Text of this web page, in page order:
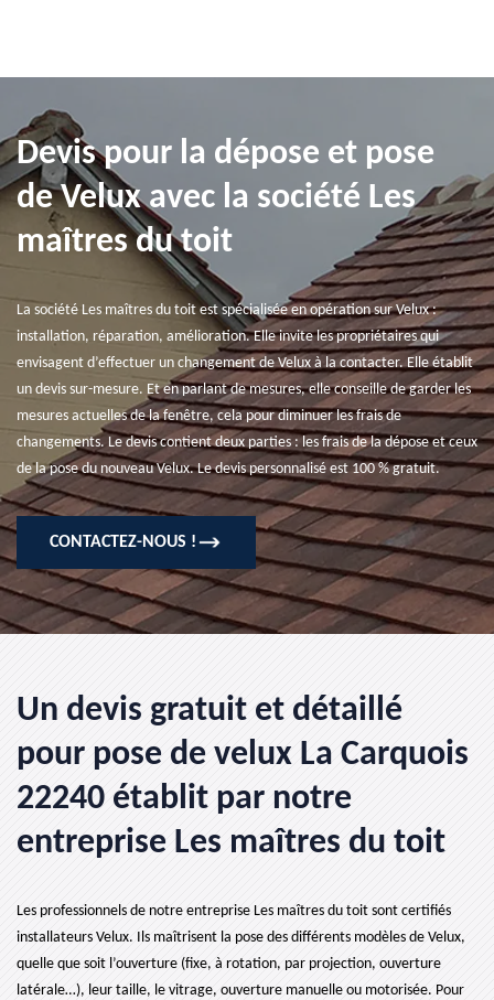
Devis pour la dépose et pose
de Velux avec la société Les
maîtres du toit
La société Les maîtres du toit est spécialisée en opération sur Velux :
installation, réparation, amélioration. Elle invite les propriétaires qui
envisagent d’effectuer un changement de Velux à la contacter. Elle établit
un devis sur-mesure. Et en parlant de mesures, elle conseille de garder les
mesures actuelles de la fenêtre, cela pour diminuer les frais de
changements. Le devis contient deux parties : les frais de la dépose et ceux
de la pose du nouveau Velux. Le devis personnalisé est 100 % gratuit.
CONTACTEZ-NOUS !
Un devis gratuit et détaillé
pour pose de velux La Carquois
22240 établit par notre
entreprise Les maîtres du toit
Les professionnels de notre entreprise Les maîtres du toit sont certifiés
installateurs Velux. Ils maîtrisent la pose des différents modèles de Velux,
quelle que soit l’ouverture (fixe, à rotation, par projection, ouverture
latérale…), leur taille, le vitrage, ouverture manuelle ou motorisée. Pour